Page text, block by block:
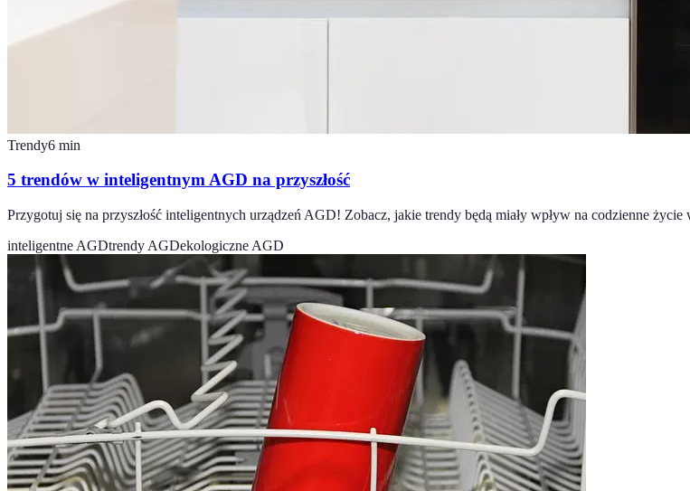
Trendy6 min
5 trendów w inteligentnym AGD na przyszłość
Przygotuj się na przyszłość inteligentnych urządzeń AGD! Zobacz, jakie trendy będą miały wpływ na codzienne życie
inteligentne AGDtrendy AGDekologiczne AGD